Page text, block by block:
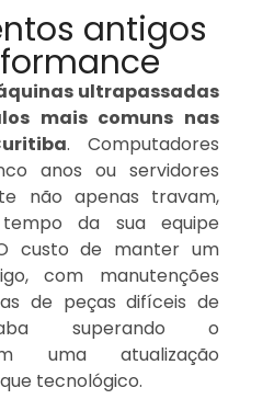
antigos
ultrapassadas
mais comuns nas
. Computadores
anos ou servidores
não apenas travam,
da sua equipe
custo de manter um
com manutenções
de peças difíceis de
superando o
uma atualização
tecnológico.